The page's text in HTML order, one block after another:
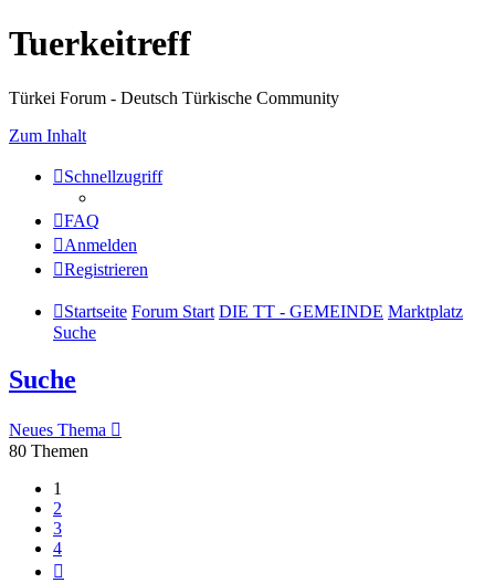
Tuerkeitreff
Türkei Forum - Deutsch Türkische Community
Zum Inhalt
Schnellzugriff
FAQ
Anmelden
Registrieren
Startseite Forum Start DIE TT - GEMEINDE Marktplatz
Suche
Suche
Neues Thema
80 Themen
1
2
3
4